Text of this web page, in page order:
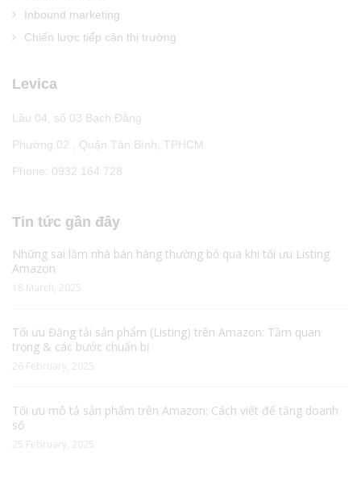
Inbound marketing
Chiến lược tiếp cận thị trường
Levica
Lầu 04, số 03 Bạch Đằng
Phường 02 , Quận Tân Bình, TPHCM
Phone: 0932 164 728
Tin tức gần đây
Những sai lầm nhà bán hàng thường bỏ qua khi tối ưu Listing
Amazon
18 March, 2025
Tối ưu Đăng tải sản phẩm (Listing) trên Amazon: Tầm quan
trọng & các bước chuẩn bị
26 February, 2025
Tối ưu mô tả sản phẩm trên Amazon: Cách viết để tăng doanh
số
25 February, 2025